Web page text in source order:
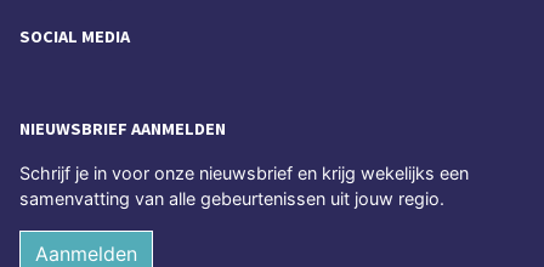
SOCIAL MEDIA
NIEUWSBRIEF AANMELDEN
Schrijf je in voor onze nieuwsbrief en krijg wekelijks een
samenvatting van alle gebeurtenissen uit jouw regio.
Aanmelden